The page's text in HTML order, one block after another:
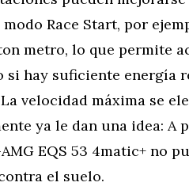
Race Start, por
metro, lo que permite
si hay suficiente energía
velocidad máxima se
ya le dan una idea: A
EQS 53 4matic+ no
el suelo.